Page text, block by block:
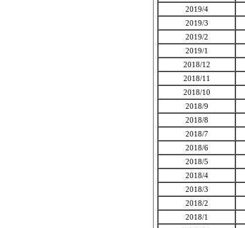
2019/4
2019/3
2019/2
2019/1
2018/12
2018/11
2018/10
2018/9
2018/8
2018/7
2018/6
2018/5
2018/4
2018/3
2018/2
2018/1